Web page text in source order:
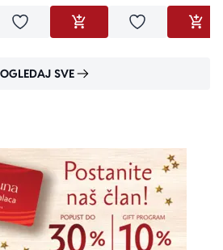
KORPU
Dodaj u omiljeneDODAJ U KORPU
Dodaj u
SVE